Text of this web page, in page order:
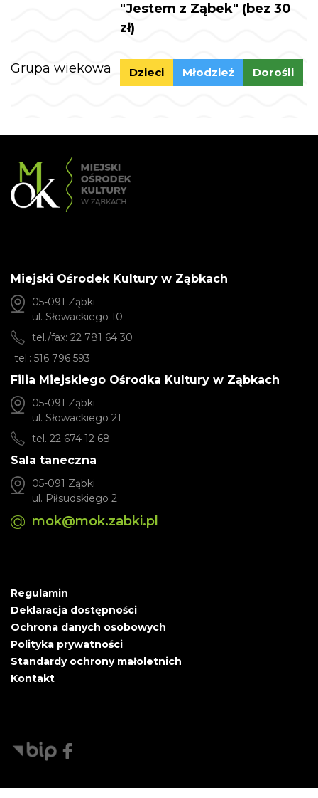
"Jestem z Ząbek" (bez 30
zł)
Grupa wiekowa Dzieci Młodzież Dorośli
Miejski Ośrodek Kultury w Ząbkach
05-091 Ząbki
ul. Słowackiego 10
tel./fax: 22 781 64 30
tel.: 516 796 593
Filia Miejskiego Ośrodka Kultury w Ząbkach
05-091 Ząbki
ul. Słowackiego 21
tel. 22 674 12 68
Sala taneczna
05-091 Ząbki
ul. Piłsudskiego 2
mok@mok.zabki.pl
Regulamin
Deklaracja dostępności
Ochrona danych osobowych
Polityka prywatności
Standardy ochrony małoletnich
Kontakt